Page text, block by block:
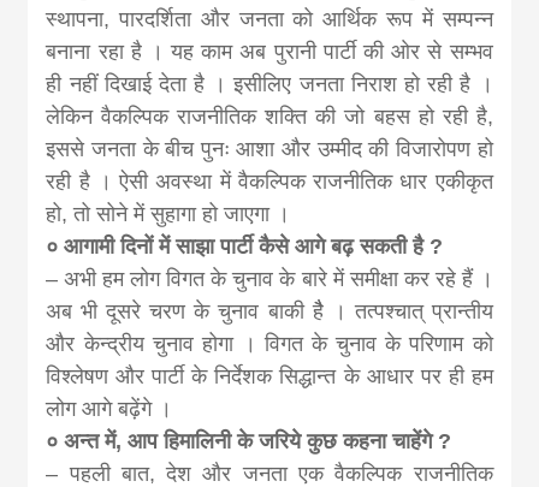
स्थापना, पारदर्शिता और जनता को आर्थिक रूप में सम्पन्न
बनाना रहा है । यह काम अब पुरानी पार्टी की ओर से सम्भव
ही नहीं दिखाई देता है । इसीलिए जनता निराश हो रही है ।
लेकिन वैकल्पिक राजनीतिक शक्ति की जो बहस हो रही है,
इससे जनता के बीच पुनः आशा और उम्मीद की विजारोपण हो
रही है । ऐसी अवस्था में वैकल्पिक राजनीतिक धार एकीकृत
हो, तो सोने में सुहागा हो जाएगा ।
० आगामी दिनों में साझा पार्टी कैसे आगे बढ़ सकती है ?
– अभी हम लोग विगत के चुनाव के बारे में समीक्षा कर रहे हैं ।
अब भी दूसरे चरण के चुनाव बाकी हैै । तत्पश्चात् प्रान्तीय
और केन्द्रीय चुनाव होगा । विगत के चुनाव के परिणाम को
विश्लेषण और पार्टी के निर्देशक सिद्धान्त के आधार पर ही हम
लोग आगे बढ़ेंगे ।
० अन्त में, आप हिमालिनी के जरिये कुछ कहना चाहेंगे ?
– पहली बात, देश और जनता एक वैकल्पिक राजनीतिक